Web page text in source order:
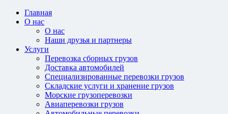
Главная
О нас
О нас
Наши друзья и партнеры
Услуги
Перевозка сборных грузов
Доставка автомобилей
Специализированные перевозки грузов
Складские услуги и хранение грузов
Морские грузоперевозки
Авиаперевозки грузов